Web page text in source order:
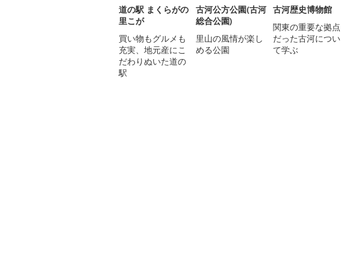
道の駅 まくらがの
里こが
買い物もグルメも
充実、地元産にこ
だわりぬいた道の
駅
古河公方公園(古河
総合公園)
里山の風情が楽し
める公園
古河歴史博物館
関東の重要な拠点
だった古河につい
て学ぶ